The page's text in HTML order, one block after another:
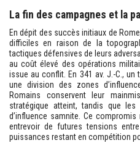
La fin des campagnes et la
En dépit des succès initiaux de
difficiles en raison de la
tactiques défensives de leurs
au coût élevé des opérations
issue au conflit. En 341 av. J.-C.,
une division des zones
Romains conservent leur
stratégique atteint, tandis que les
d’influence samnite. Ce
entrevoir de futures tensions
puissances restant en compétition